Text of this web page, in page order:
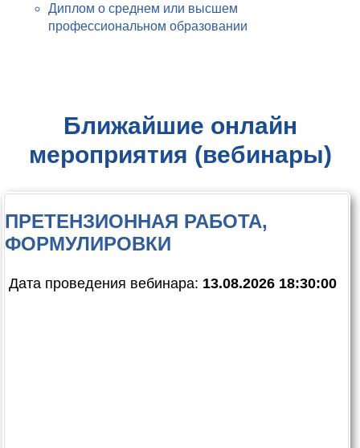
Диплом о среднем или высшем
профессиональном образовании
Ближайшие онлайн
мероприятия (вебинары)
ПРЕТЕНЗИОННАЯ РАБОТА,
ФОРМУЛИРОВКИ
Дата проведения вебинара: 13.08.2026 18:30:00